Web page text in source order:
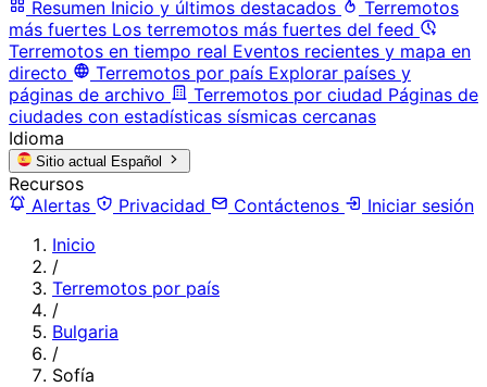
Resumen Inicio y últimos destacados
Terremotos
más fuertes Los terremotos más fuertes del feed
Terremotos en tiempo real Eventos recientes y mapa en
directo
Terremotos por país Explorar países y
páginas de archivo
Terremotos por ciudad Páginas de
ciudades con estadísticas sísmicas cercanas
Idioma
Sitio actual Español
Recursos
Alertas
Privacidad Contáctenos
Iniciar sesión
Inicio
/
Terremotos por país
/
Bulgaria
/
Sofía